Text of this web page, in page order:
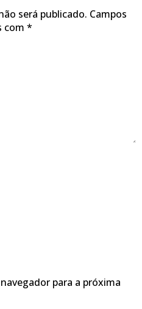
será publicado. Campos
com *
para a próxima